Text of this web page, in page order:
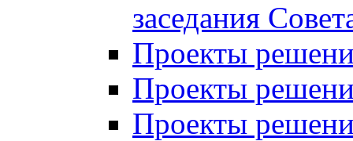
заседания
Проекты
Проекты
Проекты